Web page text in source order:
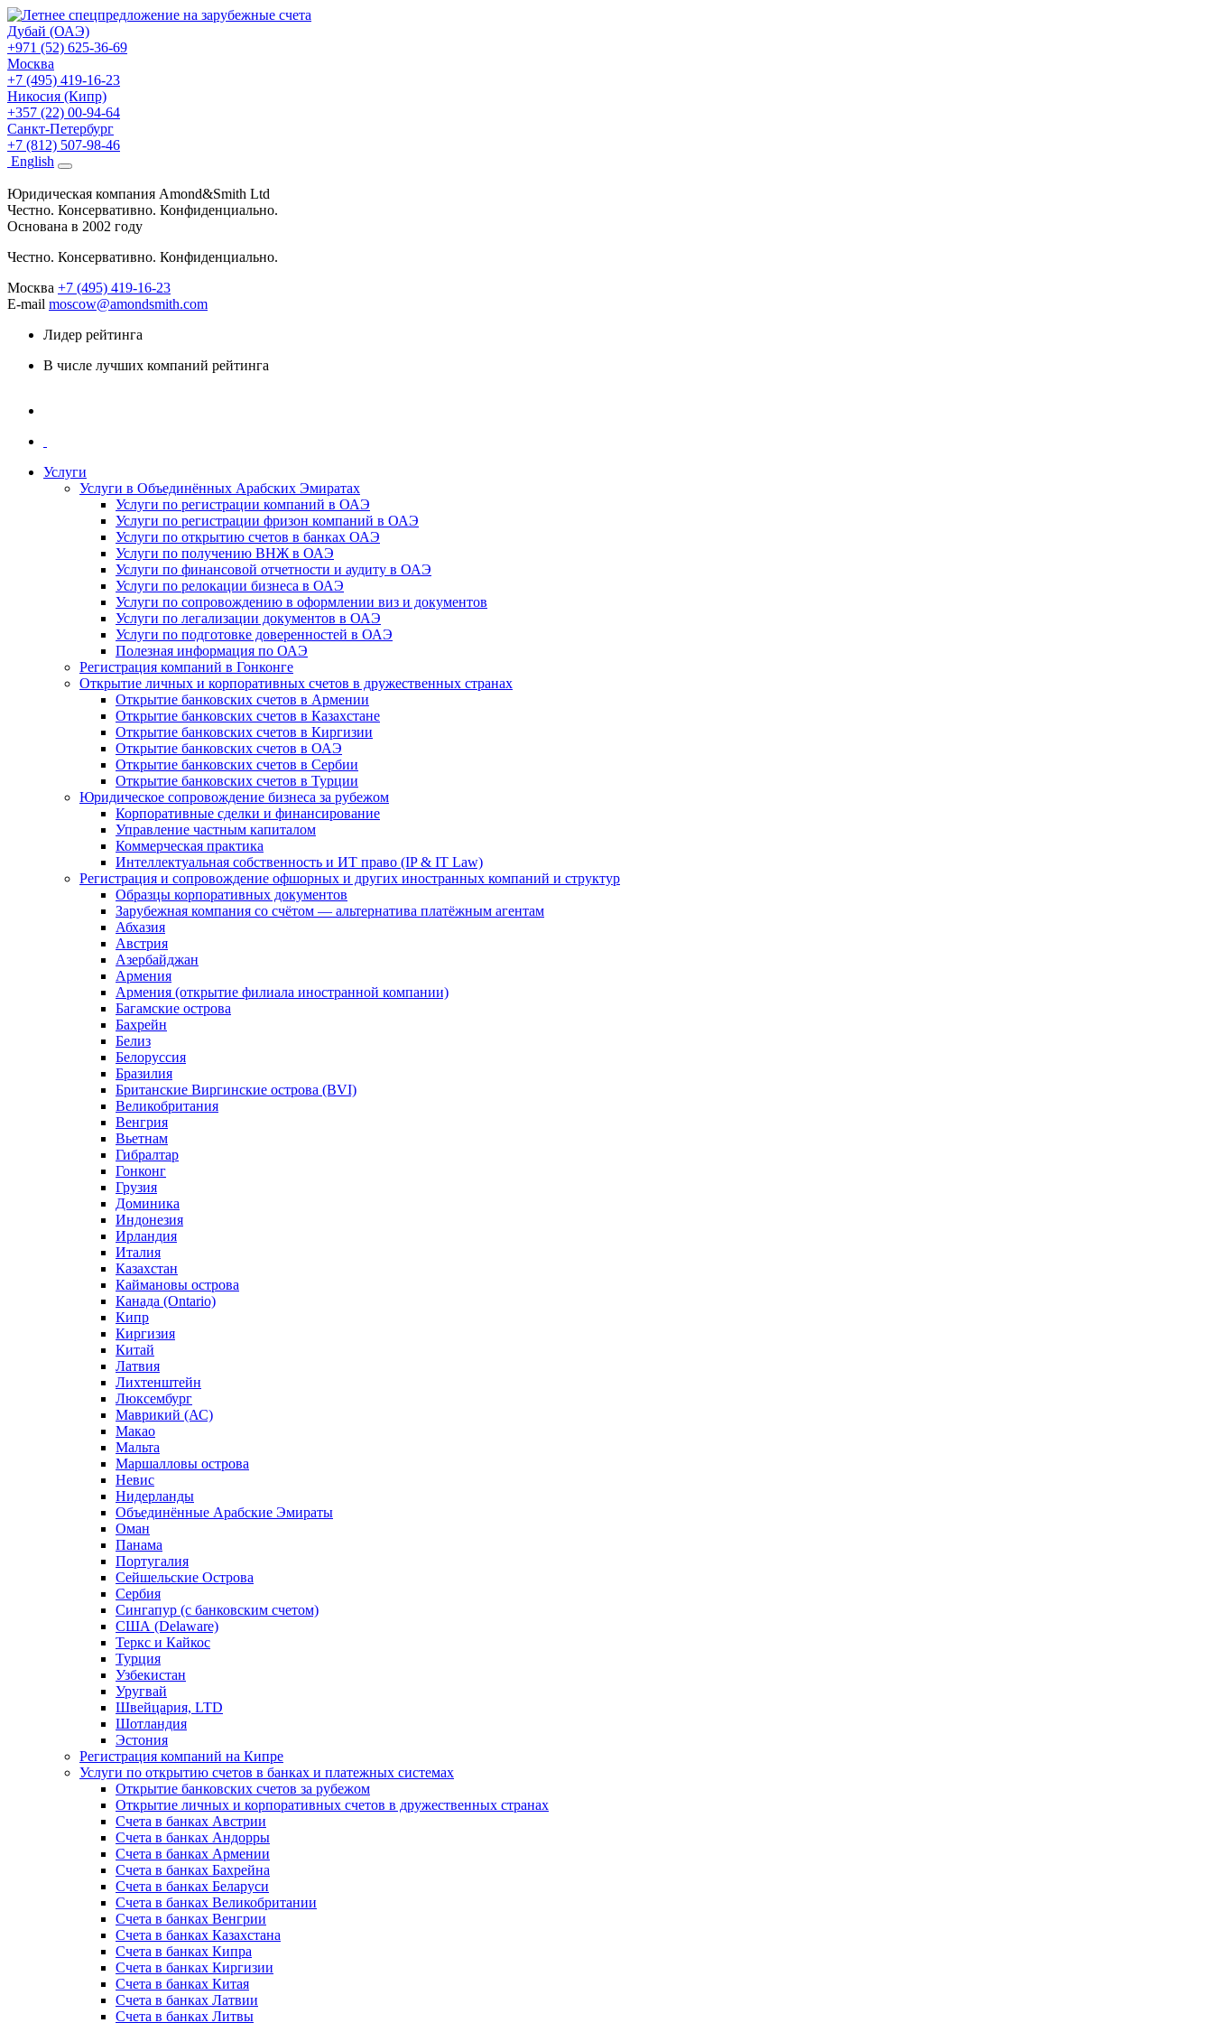
Дубай (ОАЭ)
+971 (52) 625-36-69
Москва
+7 (495) 419-16-23
Никосия (Кипр)
+357 (22) 00-94-64
Санкт-Петербург
+7 (812) 507-98-46
English
Юридическая компания Amond&Smith Ltd
Честно. Консервативно. Конфиденциально.
Основана в 2002 году
Честно. Консервативно. Конфиденциально.
Москва +7 (495) 419-16-23
E-mail moscow@amondsmith.com
Лидер рейтинга
В числе лучших компаний рейтинга
Услуги
Услуги в Объединённых Арабских Эмиратах
Услуги по регистрации компаний в ОАЭ
Услуги по регистрации фризон компаний в ОАЭ
Услуги по открытию счетов в банках ОАЭ
Услуги по получению ВНЖ в ОАЭ
Услуги по финансовой отчетности и аудиту в ОАЭ
Услуги по релокации бизнеса в ОАЭ
Услуги по сопровождению в оформлении виз и документов
Услуги по легализации документов в ОАЭ
Услуги по подготовке доверенностей в ОАЭ
Полезная информация по ОАЭ
Регистрация компаний в Гонконге
Открытие личных и корпоративных счетов в дружественных странах
Открытие банковских счетов в Армении
Открытие банковских счетов в Казахстане
Открытие банковских счетов в Киргизии
Открытие банковских счетов в ОАЭ
Открытие банковских счетов в Сербии
Открытие банковских счетов в Турции
Юридическое сопровождение бизнеса за рубежом
Корпоративные сделки и финансирование
Управление частным капиталом
Коммерческая практика
Интеллектуальная собственность и ИТ право (IP & IT Law)
Регистрация и сопровождение офшорных и других иностранных компаний и структур
Образцы корпоративных документов
Зарубежная компания со счётом — альтернатива платёжным агентам
Абхазия
Австрия
Азербайджан
Армения
Армения (открытие филиала иностранной компании)
Багамские острова
Бахрейн
Белиз
Белоруссия
Бразилия
Британские Виргинские острова (BVI)
Великобритания
Венгрия
Вьетнам
Гибралтар
Гонконг
Грузия
Доминика
Индонезия
Ирландия
Италия
Казахстан
Каймановы острова
Канада (Ontario)
Кипр
Киргизия
Китай
Латвия
Лихтенштейн
Люксембург
Маврикий (АС)
Макао
Мальта
Маршалловы острова
Нeвис
Нидерланды
Объединённые Арабские Эмираты
Оман
Панама
Португалия
Сейшельские Острова
Сербия
Сингапур (c банковским счетом)
США (Delaware)
Теркс и Кайкос
Турция
Узбекистан
Уругвай
Швейцария, LTD
Шотландия
Эстония
Регистрация компаний на Кипре
Услуги по открытию счетов в банках и платежных системах
Открытие банковских счетов за рубежом
Открытие личных и корпоративных счетов в дружественных странах
Счета в банках Австрии
Счета в банках Андорры
Счета в банках Армении
Счета в банках Бахрейна
Счета в банках Беларуси
Счета в банках Великобритании
Счета в банках Венгрии
Счета в банках Казахстана
Счета в банках Кипра
Счета в банках Киргизии
Счета в банках Китая
Счета в банках Латвии
Счета в банках Литвы